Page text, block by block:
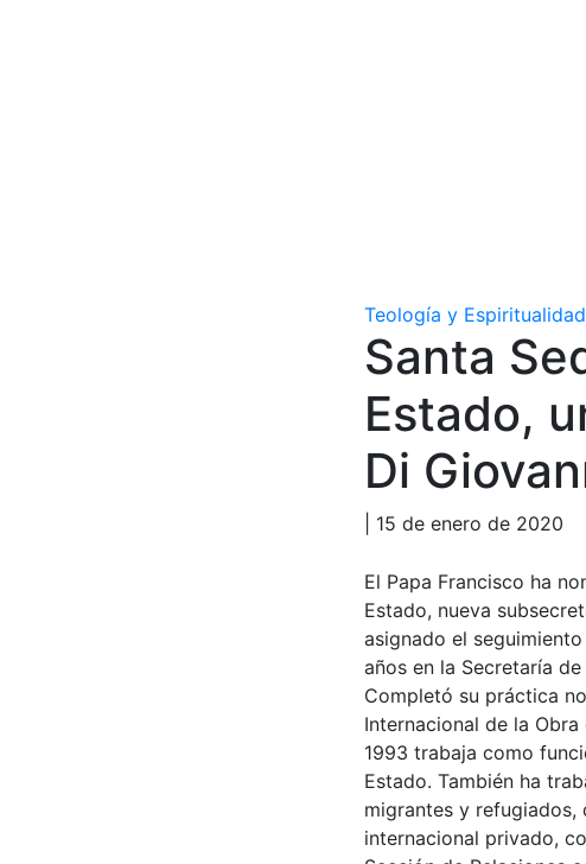
Teología y Espiritualidad
Santa
Estado,
Di
| 15 de enero de 2020
El Papa Francisco ha
Estado, nueva
asignado el
años en la Secretaría
Completó su práctica
Internacional de la
1993 trabaja como
Estado. También ha
migrantes y refugiados,
internacional privado,